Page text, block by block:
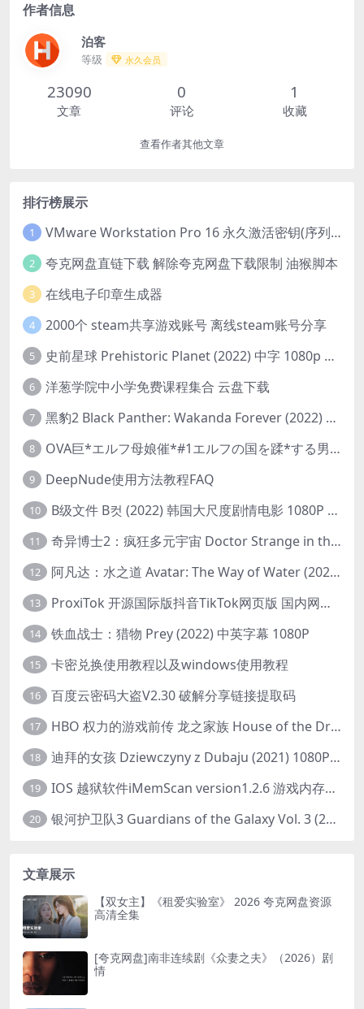
作者信息
泊客
等级 永久会员
23090
文章
0
评论
1
收藏
查看作者其他文章
排行榜展示
1 VMware Workstation Pro 16 永久激活密钥(序列号)
2 夸克网盘直链下载 解除夸克网盘下载限制 油猴脚本
3 在线电子印章生成器
4 2000个 steam共享游戏账号 离线steam账号分享
5 史前星球 Prehistoric Planet (2022) 中字 1080p 高清 阿里云盘 2022.5.27已更新全集
6 洋葱学院中小学免费课程集合 云盘下载
7 黑豹2 Black Panther: Wakanda Forever (2022) 高清版
8 OVA巨*エルフ母娘催*#1エルフの国を蹂*する男。汚された女王と姫
9 DeepNude使用方法教程FAQ
10 B级文件 B컷 (2022) 韩国大尺度剧情电影 1080P 中字
11 奇异博士2：疯狂多元宇宙 Doctor Strange in the Multiverse of Madness (2022) 高清版1080p
12 阿凡达：水之道 Avatar: The Way of Water (2022) 1080p 2k 4k 中文字幕
13 ProxiTok 开源国际版抖音TikTok网页版 国内网络直连
14 铁血战士：猎物 Prey (2022) 中英字幕 1080P
15 卡密兑换使用教程以及windows使用教程
16 百度云密码大盗V2.30 破解分享链接提取码
17 HBO 权力的游戏前传 龙之家族 House of the Dragon (2022) 中字 1080P 更新4集
18 迪拜的女孩 Dziewczyny z Dubaju (2021) 1080P 中字
19 IOS 越狱软件iMemScan version1.2.6 游戏内存修改器
20 银河护卫队3 Guardians of the Galaxy Vol. 3 (2023)4K高清资源1080p只分享精品
文章展示
【双女主】《租爱实验室》 2026 夸克网盘资源
高清全集
[夸克网盘]南非连续剧《众妻之夫》（2026）剧
情